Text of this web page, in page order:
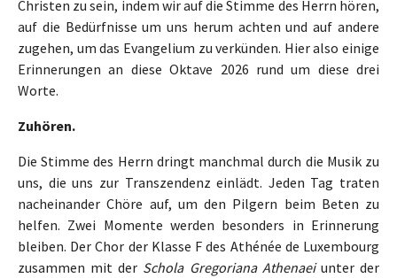
Christen zu sein, indem wir auf die Stimme des Herrn hören,
auf die Bedürfnisse um uns herum achten und auf andere
zugehen, um das Evangelium zu verkünden. Hier also einige
Erinnerungen an diese Oktave 2026 rund um diese drei
Worte.
Zuhören.
Die Stimme des Herrn dringt manchmal durch die Musik zu
uns, die uns zur Transzendenz einlädt. Jeden Tag traten
nacheinander Chöre auf, um den Pilgern beim Beten zu
helfen. Zwei Momente werden besonders in Erinnerung
bleiben. Der Chor der Klasse F des Athénée de Luxembourg
zusammen mit der Schola Gregoriana Athenaeiunter der